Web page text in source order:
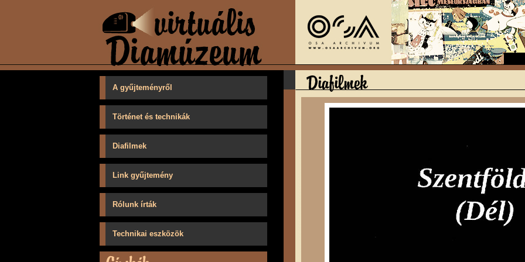
A gyűjteményről
Történet és technikák
Diafilmek
Link gyűjtemény
Rólunk írták
Technikai eszközök